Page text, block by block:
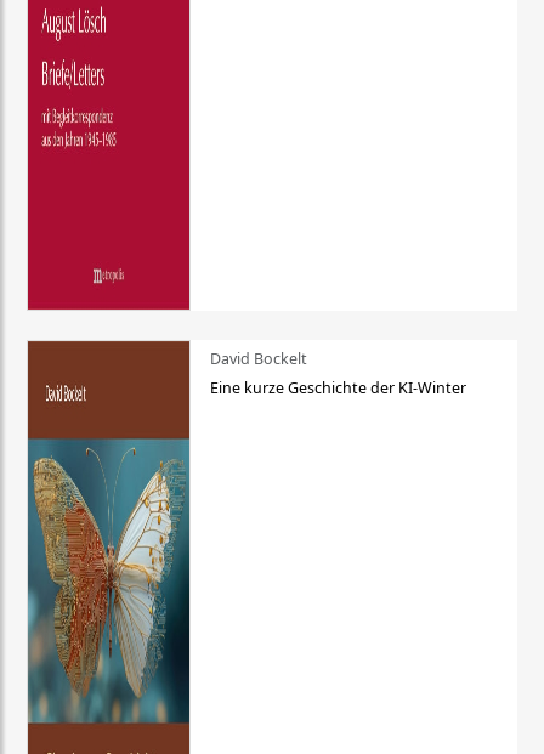
David Bockelt
Eine kurze Geschichte der KI-Winter